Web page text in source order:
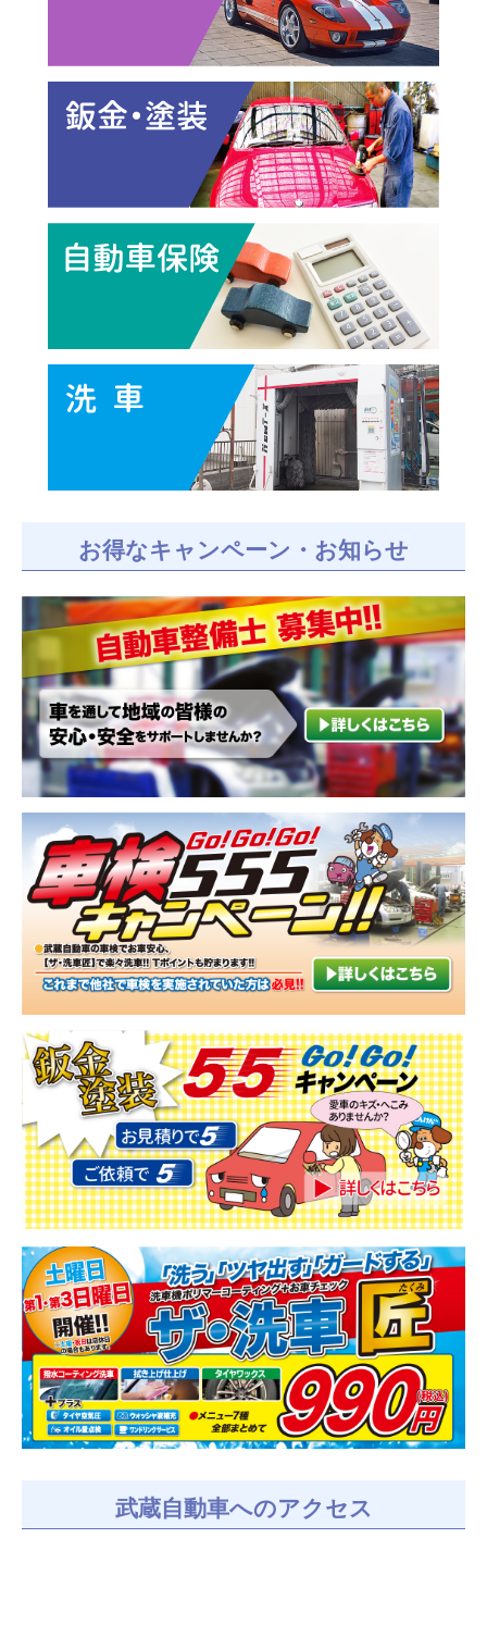
お得なキャンペーン・お知らせ
武蔵自動車へのアクセス